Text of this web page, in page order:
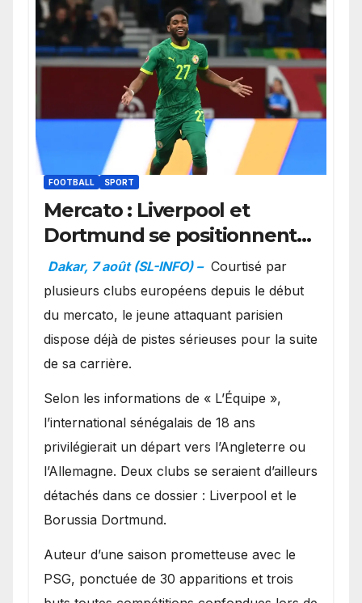
FOOTBALL SPORT
Mercato : Liverpool et
Dortmund se positionnent
en favoris pour recruter
Ibrahim Mbaye
Dakar, 7 août (SL-INFO) – Courtisé par
plusieurs clubs européens depuis le début
du mercato, le jeune attaquant parisien
dispose déjà de pistes sérieuses pour la suite
de sa carrière.
Selon les informations de « L’Équipe »,
l’international sénégalais de 18 ans
privilégierait un départ vers l’Angleterre ou
l’Allemagne. Deux clubs se seraient d’ailleurs
détachés dans ce dossier : Liverpool et le
Borussia Dortmund.
Auteur d’une saison prometteuse avec le
PSG, ponctuée de 30 apparitions et trois